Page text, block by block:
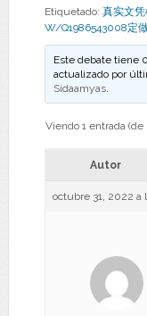
Etiquetado: 真实文
W/Q1986543008定
Este debate tiene
actualizado por
Sidaamyas.
Viendo 1 entrada (de
Autor
octubre 31, 2022 a